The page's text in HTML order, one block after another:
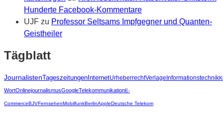
Hunderte Facebook-Kommentare
UJF zu Professor Seltsams Impfgegner und Quanten-
Geistheiler
Tägblatt
JournalistenTageszeitungen InternetUrheberrechtVerlageInformationstechnik
WortOnlinejournalismusGoogleTelekommunikationE-
CommerceBJVFernsehenMobilfunkBerlinAppleDeutsche Telekom